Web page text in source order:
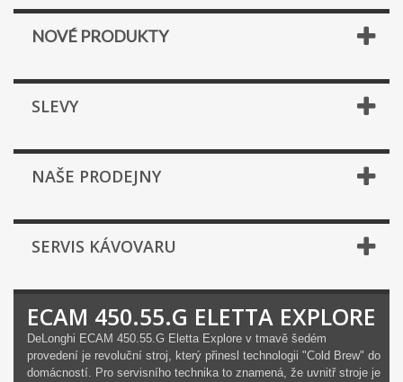
NOVÉ PRODUKTY
SLEVY
NAŠE PRODEJNY
SERVIS KÁVOVARU
ECAM 450.55.G ELETTA EXPLORE
DeLonghi ECAM 450.55.G Eletta Explore v tmavě šedém
provedení je revoluční stroj, který přinesl technologii "Cold Brew" do
domácností. Pro servisního technika to znamená, že uvnitř stroje je